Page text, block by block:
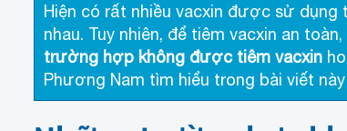
Hiện có rất nhiều vacxin được sử
nhau. Tuy nhiên, để tiêm vacxin an
trường hợp không được tiêm vacxin
Phương Nam tìm hiểu trong bài viết này